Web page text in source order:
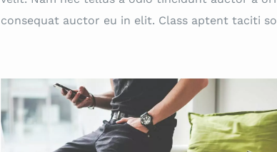
consequat auctor eu in elit. Class aptent taciti